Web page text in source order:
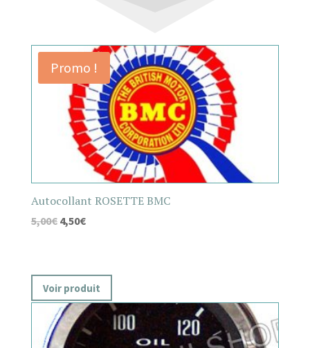
Promo !
Autocollant ROSETTE BMC
5,00€ 4,50€
Voir produit